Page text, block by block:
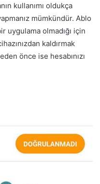
kullanımı oldukça
mümkündür. Ablo
uygulama olmadığı için
kaldırmak
önce ise hesabınızı